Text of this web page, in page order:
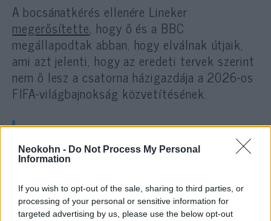
Neokohn - Do Not Process My Personal
Information
If you wish to opt-out of the sale, sharing to third parties, or
processing of your personal or sensitive information for
targeted advertising by us, please use the below opt-out
A bocsánatkérés ellenére Lineker
megerősítette, hogy ő és a BBC
megállapodtak abban, hogy elválnak útjaik,
ami azt jelenti, hogy az eredeti tervek szerint
nem ő lesz a csatorna házigazdája a 2026-os
FIFA-világbajnokság közvetítésének.
„A Hamasz most veszített el egy
újabb hasznos idiótát”
– írta egy kommentelő a hírt követően.